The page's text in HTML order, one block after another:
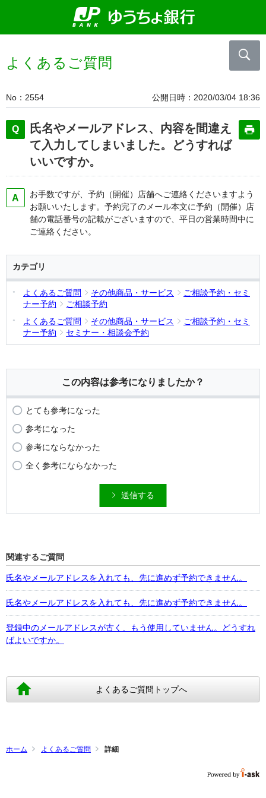
よくあるご質問
No 2554 公開日時 2020/03/04 18:36
氏名やメールアドレス、内容を間違え
て入力してしまいました。どうすれば
いいですか。
お手数ですが、予約（開催）店舗へご連絡くださいますよう
お願いいたします。予約完了のメール本文に予約（開催）店
舗の電話番号の記載がございますので、平日の営業時間中に
ご連絡ください。
カテゴリ
よくあるご質問 その他商品・サービス
ご相談予約・セミ
ナー予約
ご相談予約
よくあるご質問
その他商品・サービス
ご相談予約・セミ
ナー予約
セミナー・相談会予約
この内容は参考になりましたか？
とても参考になった
参考になった
参考にならなかった
全く参考にならなかった
送信する
関連するご質問
氏名やメールアドレスを入れても、先に進めず予約できません。
氏名やメールアドレスを入れても、先に進めず予約できません。
登録中のメールアドレスが古く、もう使用していません。どうすれ
ばよいですか。
よくあるご質問トップへ
ホーム よくあるご質問 詳細